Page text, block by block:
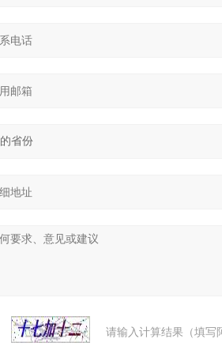
请输入计算结果（填写